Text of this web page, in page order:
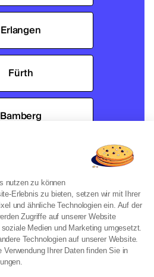
Erlangen
Fürth
Bamberg
nutzen zu können
Erlebnis zu bieten, setzen wir mit Ihrer
und ähnliche Technologien ein. Auf der
Zugriffe auf unserer Website
Medien und Marketing umgesetzt.
Technologien auf unserer Website.
Ihrer Daten finden Sie in